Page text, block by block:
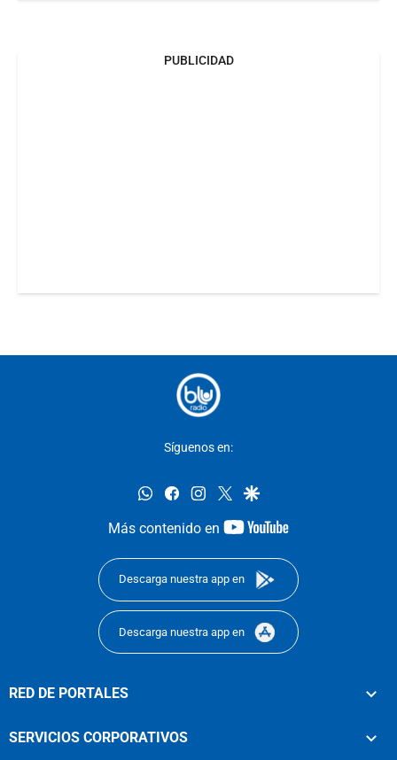
PUBLICIDAD
Síguenos en:
whatsappfacebookinstagram
twittergoogle
Más contenido en
youtube-
Descarga nuestra app en
Descarga nuestra app en
RED DE PORTALES
SERVICIOS CORPORATIVOS